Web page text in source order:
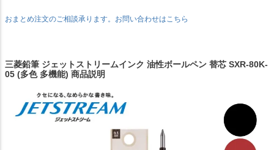
おまとめ注文のご相談承ります。お問い合わせはこちら
三菱鉛筆 ジェットストリームインク 油性ボールペン 替芯 SXR-80K-
05 (多色 多機能) 商品説明